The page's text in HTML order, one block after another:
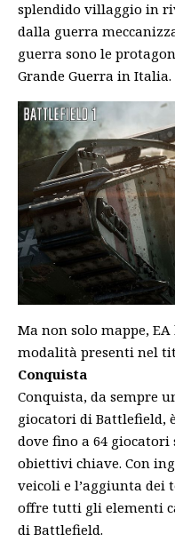
splendido villaggio in
dalla guerra
guerra sono le
Grande Guerra in Italia.
Ma non solo mappe,
modalità presenti nel
Conquista
Conquista, da sempre
giocatori di Battlefield,
dove fino a 64
obiettivi chiave. Con
veicoli e l’aggiunta dei
offre tutti gli elementi
di Battlefield.